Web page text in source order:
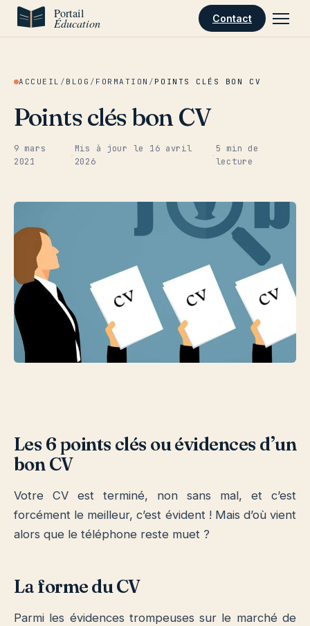
Aller au contenu
Contact
ACCUEIL / BLOG / FORMATION / POINTS CLÉS BON CV
Points clés bon CV
9 mars
2021
·
Mis à jour le 16 avril
2026
·
5 min de
lecture
Les 6 points clés ou évidences d’un
bon CV
Votre CV est terminé, non sans mal, et c’est
forcément le meilleur, c’est évident ! Mais d’où vient
alors que le téléphone reste muet ?
La forme du CV
Parmi les évidences trompeuses sur le marché de